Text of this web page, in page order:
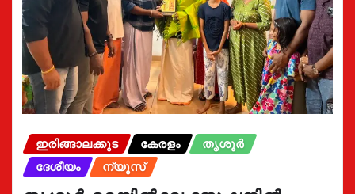
ഇരിങ്ങാലക്കുട കേരളം
തൃശൂർ
ദേശീയം
ന്യൂസ്